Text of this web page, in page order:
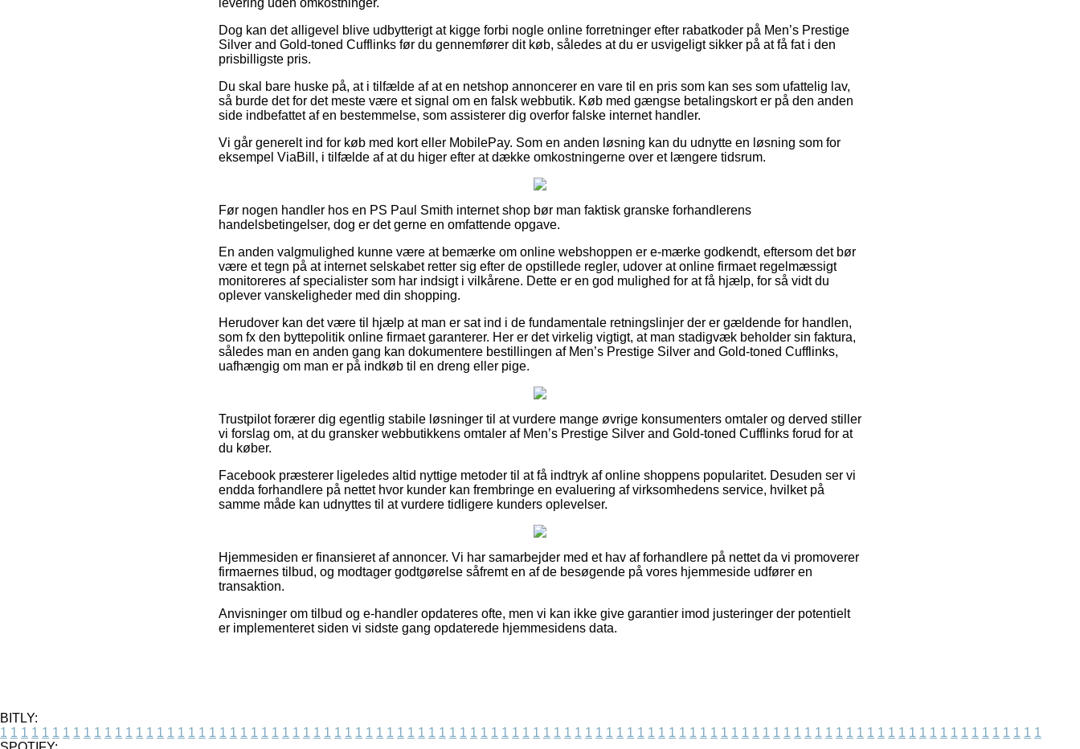
levering uden omkostninger.
Dog kan det alligevel blive udbytterigt at kigge forbi nogle online forretninger efter rabatkoder på Men’s Prestige
Silver and Gold-toned Cufflinks før du gennemfører dit køb, således at du er usvigeligt sikker på at få fat i den
prisbilligste pris.
Du skal bare huske på, at i tilfælde af at en netshop annoncerer en vare til en pris som kan ses som ufattelig lav,
så burde det for det meste være et signal om en falsk webbutik. Køb med gængse betalingskort er på den anden
side indbefattet af en bestemmelse, som assisterer dig overfor falske internet handler.
Vi går generelt ind for køb med kort eller MobilePay. Som en anden løsning kan du udnytte en løsning som for
eksempel ViaBill, i tilfælde af at du higer efter at dække omkostningerne over et længere tidsrum.
Før nogen handler hos en PS Paul Smith internet shop bør man faktisk granske forhandlerens
handelsbetingelser, dog er det gerne en omfattende opgave.
En anden valgmulighed kunne være at bemærke om online webshoppen er e-mærke godkendt, eftersom det bør
være et tegn på at internet selskabet retter sig efter de opstillede regler, udover at online firmaet regelmæssigt
monitoreres af specialister som har indsigt i vilkårene. Dette er en god mulighed for at få hjælp, for så vidt du
oplever vanskeligheder med din shopping.
Herudover kan det være til hjælp at man er sat ind i de fundamentale retningslinjer der er gældende for handlen,
som fx den byttepolitik online firmaet garanterer. Her er det virkelig vigtigt, at man stadigvæk beholder sin faktura,
således man en anden gang kan dokumentere bestillingen af Men’s Prestige Silver and Gold-toned Cufflinks,
uafhængig om man er på indkøb til en dreng eller pige.
Trustpilot forærer dig egentlig stabile løsninger til at vurdere mange øvrige konsumenters omtaler og derved stiller
vi forslag om, at du gransker webbutikkens omtaler af Men’s Prestige Silver and Gold-toned Cufflinks forud for at
du køber.
Facebook præsterer ligeledes altid nyttige metoder til at få indtryk af online shoppens popularitet. Desuden ser vi
endda forhandlere på nettet hvor kunder kan frembringe en evaluering af virksomhedens service, hvilket på
samme måde kan udnyttes til at vurdere tidligere kunders oplevelser.
Hjemmesiden er finansieret af annoncer. Vi har samarbejder med et hav af forhandlere på nettet da vi promoverer
firmaernes tilbud, og modtager godtgørelse såfremt en af de besøgende på vores hjemmeside udfører en
transaktion.
Anvisninger om tilbud og e-handler opdateres ofte, men vi kan ikke give garantier imod justeringer der potentielt
er implementeret siden vi sidste gang opdaterede hjemmesidens data.
BITLY:
1 1 1 1 1 1 1 1 1 1 1 1 1 1 1 1 1 1 1 1 1 1 1 1 1 1 1 1 1 1 1 1 1 1 1 1 1 1 1 1 1 1 1 1 1 1 1 1 1 1 1 1 1 1 1 1 1 1 1 1 1 1 1 1 1 1 1 1 1 1 1 1 1 1 1 1 1 1 1 1 1 1 1 1 1 1 1 1 1 1 1 1 1 1 1 1 1 1 1 1